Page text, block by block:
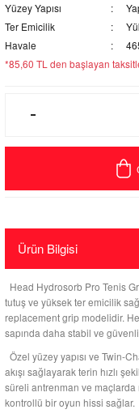
Yüzey Yapısı
Ter Emicilik
Havale
*85,60 TL den başlayan
Ürün Bilgisi
Head Hydrosorb Pro Tenis
tutuş ve yüksek ter emicilik
replacement grip modelidir.
sapında daha stabil ve
Özel yüzey yapısı ve Twin-
akışı sağlayarak terin hızlı
süreli antrenman ve maçlarda
kontrollü bir oyun hissi sağlar.